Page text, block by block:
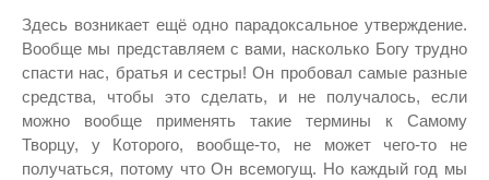
Здесь возникает ещё одно парадоксальное утверждение.
Вообще мы представляем с вами, насколько Богу трудно
спасти нас, братья и сестры! Он пробовал самые разные
средства, чтобы это сделать, и не получалось, если
можно вообще применять такие термины к Самому
Творцу, у Которого, вообще-то, не может чего-то не
получаться, потому что Он всемогущ. Но каждый год мы